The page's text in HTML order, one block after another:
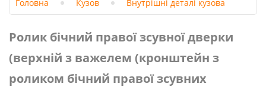
Головна Кузов Внутрішні деталі кузова
Ролик бічний правої зсувної дверки
(верхній з важелем (кронштейн з
роликом бічний правої зсувних